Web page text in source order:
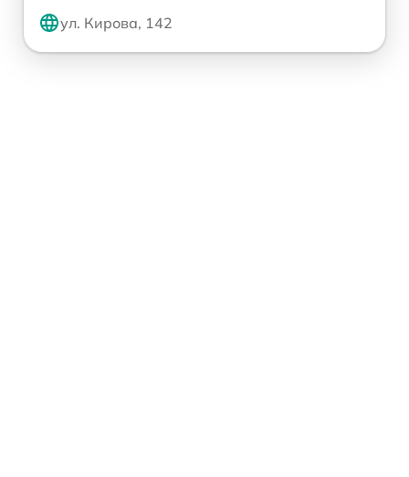
ул. Кирова, 142